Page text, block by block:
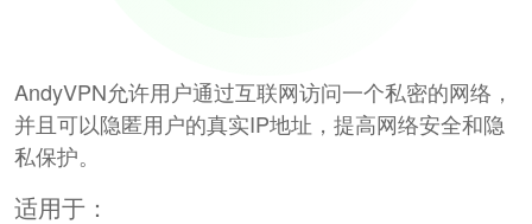
AndyVPN允许用户通过互联网访问一个私密的网络，
并且可以隐匿用户的真实IP地址，提高网络安全和隐
私保护。
适用于：